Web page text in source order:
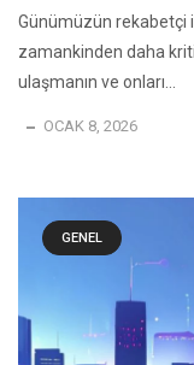
Günümüzün rekabetçi
zamankinden daha
ulaşmanın ve onları...
OCAK 8, 2026
GENEL